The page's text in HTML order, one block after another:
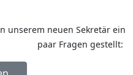
unserem neuen Sekretär ein
paar Fragen gestellt: